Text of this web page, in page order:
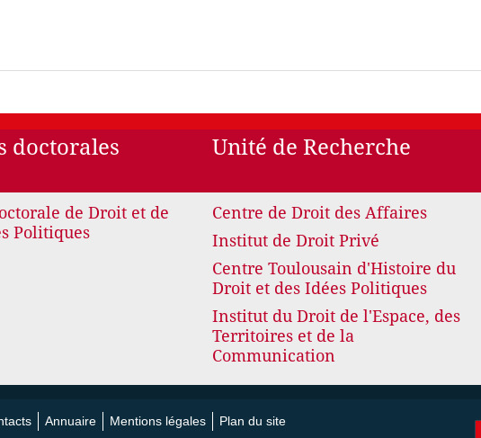
doctorales
de Droit et de
Politiques
Unité de Recherche
Centre de Droit des Affaires
Institut de Droit Privé
Centre Toulousain d'Histoire du
Droit et des Idées Politiques
Institut du Droit de l'Espace, des
Territoires et de la
Communication
Annuaire Mentions légales Plan du site